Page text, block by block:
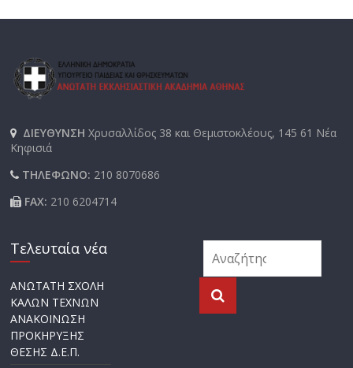
ΔΙΕΥΘΥΝΣΗΧρυσαλλίδος 38 και Θεμιστοκλέους, 145 61 Νέα
Κηφισιά
ΤΗΛΕΦΩΝΟ: 210 8070686
FAX: 210 6204714
Τελευταία νέα
ΑΝΩΤΑΤΗ ΣΧΟΛΗ
ΚΑΛΩΝ ΤΕΧΝΩΝ
ΑΝΑΚΟΙΝΩΣΗ
ΠΡΟΚΗΡΥΞΗΣ
ΘΕΣΗΣ Δ.Ε.Π.